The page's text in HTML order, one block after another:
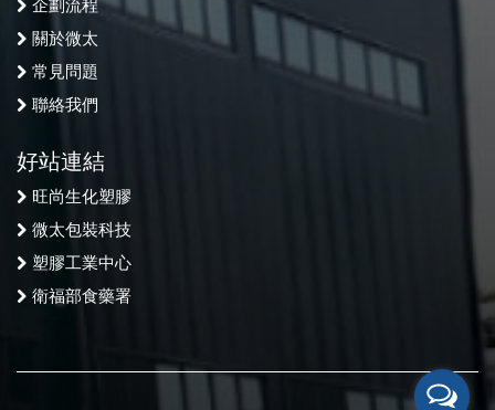
關於微太
常見問題
聯絡我們
好站連結
旺尚生化塑膠
微太包裝科技
塑膠工業中心
衛福部食藥署